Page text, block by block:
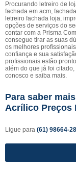
Procurando letreiro de
fachada em acm,
letreiro fachada loja,
opções de serviços do
contar com a Prisma
consegue tirar as suas
os melhores
confiança e sua
profissionais estão
além do que já foi
conosco e saiba mais.
Para saber
Acrílico Preços
Ligue para (61) 98664-